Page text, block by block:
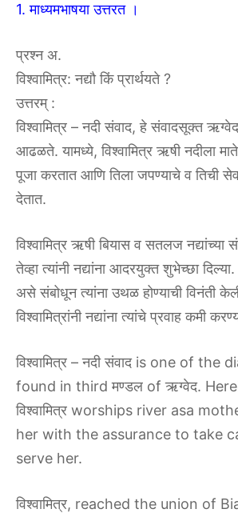
1. माध्यमभाषया उत्तरत ।
प्रश्न अ.
विश्वामित्र: नद्यौ किं प्रार्थयते ?
उत्तरम् :
विश्वामित्र – नदी संवाद, हे संवादसूक्त
आढळते. यामध्ये, विश्वामित्र ऋषी नदीला
पूजा करतात आणि तिला जपण्याचे व तिची
देतात.
विश्वामित्र ऋषी बियास व सतलज नद्यांच्या
तेव्हा त्यांनी नद्यांना आदरयुक्त शुभेच्छा दिल्या.
असे संबोधून त्यांना उथळ होण्याची विनंती
विश्वामित्रांनी नद्यांना त्यांचे प्रवाह कमी
विश्वामित्र – नदी संवाद is one of
found in third मण्डल of ऋग्वेद.
विश्वामित्र worships river asa
her with the assurance to take
serve her.
विश्वामित्र, reached the union of